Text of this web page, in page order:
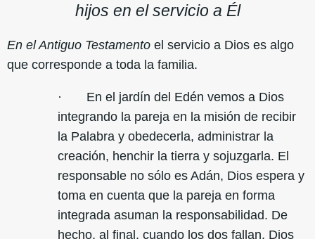
hijos en el servicio a Él
En el Antiguo Testamento el servicio a Dios es algo
que corresponde a toda la familia.
· En el jardín del Edén vemos a Dios
integrando la pareja en la misión de recibir
la Palabra y obedecerla, administrar la
creación, henchir la tierra y sojuzgarla. El
responsable no sólo es Adán, Dios espera y
toma en cuenta que la pareja en forma
integrada asuman la responsabilidad. De
hecho, al final, cuando los dos fallan, Dios